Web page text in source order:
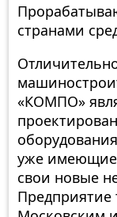
странами
«КОМПО»
уже
свои новые
Предприятие